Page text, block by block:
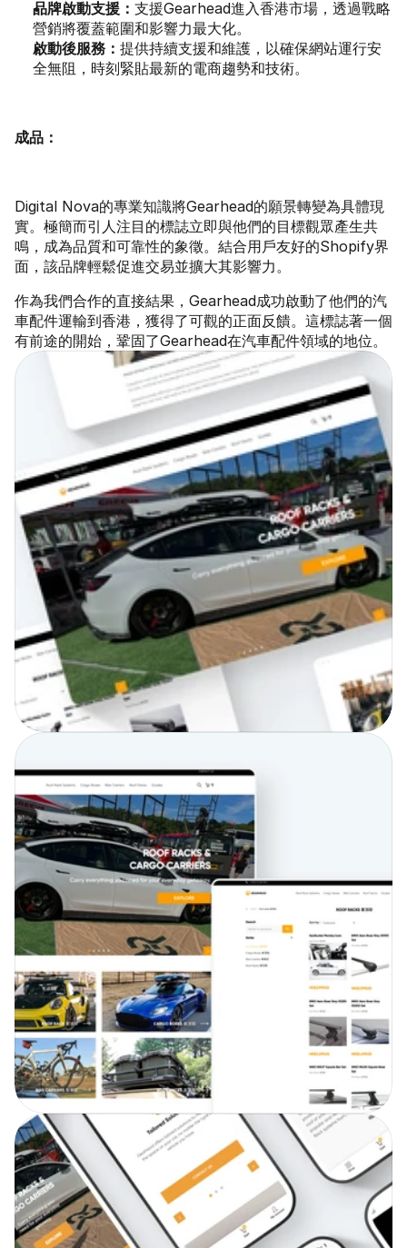
品牌啟動支援： 支援Gearhead進入香港市場，透過戰略
營銷將覆蓋範圍和影響力最大化。
啟動後服務： 提供持續支援和維護，以確保網站運行安
全無阻，時刻緊貼最新的電商趨勢和技術。
成品：
Digital Nova的專業知識將Gearhead的願景轉變為具體現
實。極簡而引人注目的標誌立即與他們的目標觀眾產生共
鳴，成為品質和可靠性的象徵。結合用戶友好的Shopify界
面，該品牌輕鬆促進交易並擴大其影響力。
作為我們合作的直接結果，Gearhead成功啟動了他們的汽
車配件運輸到香港，獲得了可觀的正面反饋。這標誌著一個
有前途的開始，鞏固了Gearhead在汽車配件領域的地位。